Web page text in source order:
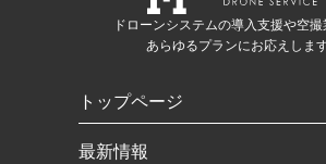
ドローンシステムの導入支援や空
あらゆるプランにお応えします
トップページ
最新情報